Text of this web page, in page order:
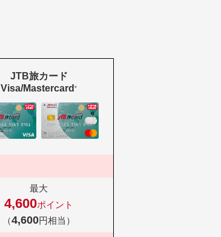
JTB旅カード
Visa/Mastercard ®
最大
4,600ポイント
（4,600円相当）